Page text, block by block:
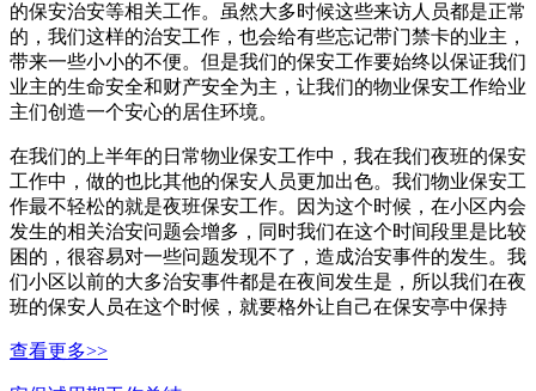
的保安治安等相关工作。虽然大多时候这些来访人员都是正常
的，我们这样的治安工作，也会给有些忘记带门禁卡的业主，
带来一些小小的不便。但是我们的保安工作要始终以保证我们
业主的生命安全和财产安全为主，让我们的物业保安工作给业
主们创造一个安心的居住环境。
在我们的上半年的日常物业保安工作中，我在我们夜班的保安
工作中，做的也比其他的保安人员更加出色。我们物业保安工
作最不轻松的就是夜班保安工作。因为这个时候，在小区内会
发生的相关治安问题会增多，同时我们在这个时间段里是比较
困的，很容易对一些问题发现不了，造成治安事件的发生。我
们小区以前的大多治安事件都是在夜间发生是，所以我们在夜
班的保安人员在这个时候，就要格外让自己在保安亭中保持
查看更多>>